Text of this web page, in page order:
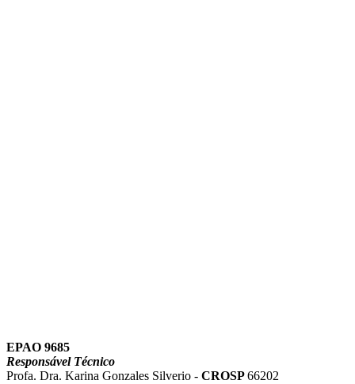
EPAO 9685
Responsável Técnico
Profa. Dra. Karina Gonzales Silverio - CROSP66202